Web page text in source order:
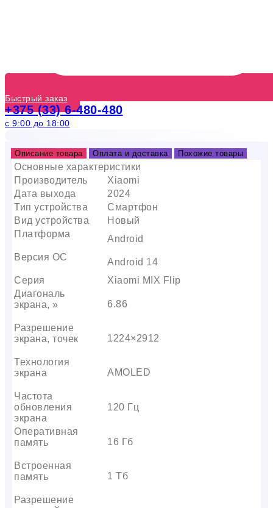
Быстрый заказ
+375 (33) 6-480-480
с 9:00 до 18:00
Описание товара Оплата и доставка Похожие товары
Основные характеристики
Производитель
Xiaomi
Дата выхода
2024
Тип устройства
Смартфон
Вид устройства
Новый
Платформа
Android
Версия ОС
Android 14
Серия
Xiaomi MIX Flip
Диагональ
экрана, »
6.86
Разрешение
экрана, точек
1224×2912
Технология
экрана
AMOLED
Частота
обновления
экрана
120 Гц
Оперативная
память
16 Гб
Встроенная
память
1 Тб
Разрешение